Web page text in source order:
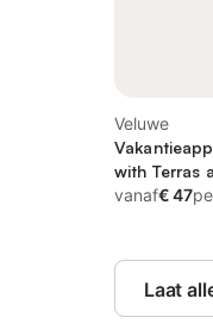
Veluwe
with Terras
vanaf€ 47
Laat